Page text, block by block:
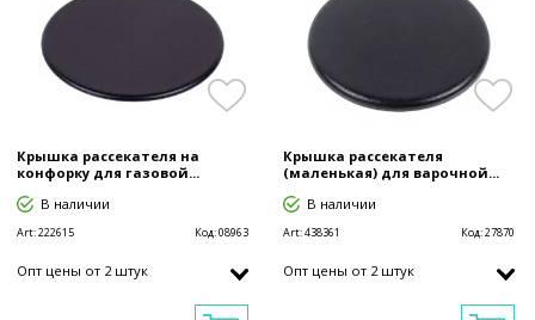
Крышка рассекателя на
конфорку для газовой...
В наличии
Art:222615 Код:08963
Опт цены от 2 штук
Крышка рассекателя
(маленькая) для варочной...
В наличии
Art:438361 Код:27870
Опт цены от 2 штук